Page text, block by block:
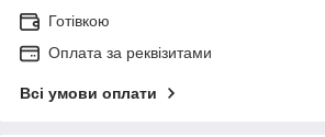
Готівкою
Оплата за реквізитами
Всі умови оплати